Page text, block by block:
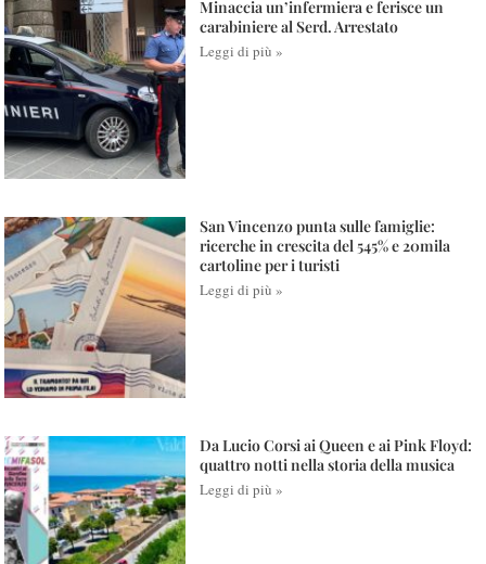
Minaccia un’infermiera e ferisce un
carabiniere al Serd. Arrestato
Leggi di più »
San Vincenzo punta sulle famiglie:
ricerche in crescita del 545% e 20mila
cartoline per i turisti
Leggi di più »
Da Lucio Corsi ai Queen e ai Pink Floyd:
quattro notti nella storia della musica
Leggi di più »